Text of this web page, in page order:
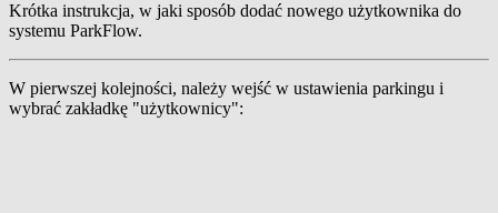
Krótka instrukcja, w jaki sposób dodać nowego użytkownika do
systemu ParkFlow.
W pierwszej kolejności, należy wejść w ustawienia parkingu i
wybrać zakładkę "użytkownicy":